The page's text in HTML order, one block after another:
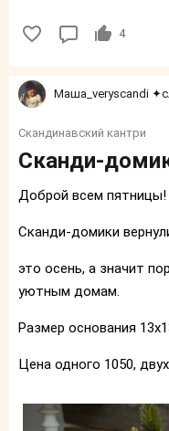
4
Маша_veryscandi
Скандинавский кантри
Сканди-
Доброй всем пятницы!
Сканди-домики
это осень, а значит
уютным домам.
Размер основания
Цена одного 1050,